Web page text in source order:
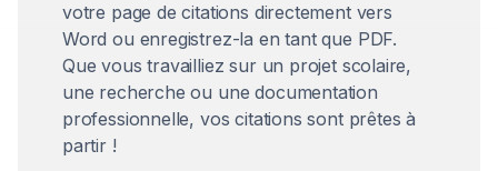
votre page de citations directement vers
Word ou enregistrez-la en tant que PDF.
Que vous travailliez sur un projet scolaire,
une recherche ou une documentation
professionnelle, vos citations sont prêtes à
partir !